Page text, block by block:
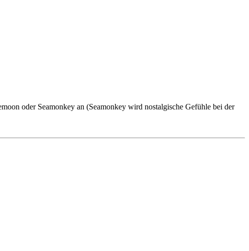
oder Seamonkey an (Seamonkey wird nostalgische Gefühle bei der